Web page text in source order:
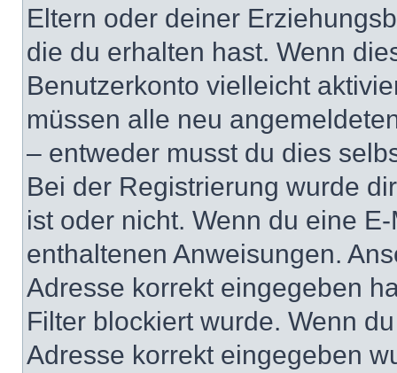
Eltern oder deiner
die du erhalten hast. Wenn
Benutzerkonto vielleicht
müssen alle neu
– entweder musst du dies
Bei der Registrierung wurde
ist oder nicht. Wenn du eine
enthaltenen Anweisungen.
Adresse korrekt eingegeben
Filter blockiert wurde. Wenn
Adresse korrekt eingegeben